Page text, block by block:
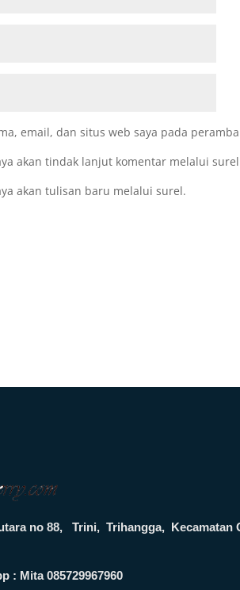
email, dan situs web saya pada
akan tindak lanjut komentar melalui
akan tulisan baru melalui surel.
no 88, Trini, Trihangga, Kecamatan
: Mita 085729967960